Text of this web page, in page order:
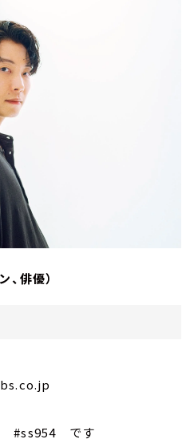
俳優）
#ss954 です